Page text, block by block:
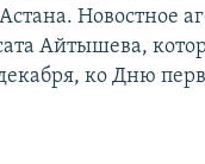
Новостное
Айтышева,
ко Дню